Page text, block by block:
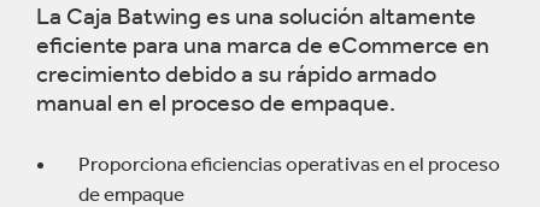
La Caja Batwing es una solución altamente
eficiente para una marca de eCommerce en
crecimiento debido a su rápido armado
manual en el proceso de empaque.
Proporciona eficiencias operativas en el proceso
de empaque